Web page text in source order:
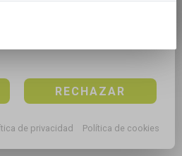
las cookies pulsando en el
RECHAZAR
de privacidad Política de cookies